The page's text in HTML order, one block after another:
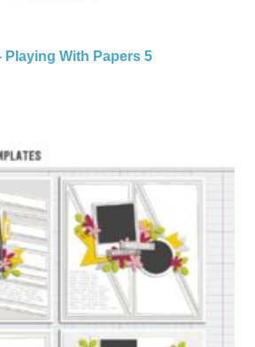
Playing With Papers 5